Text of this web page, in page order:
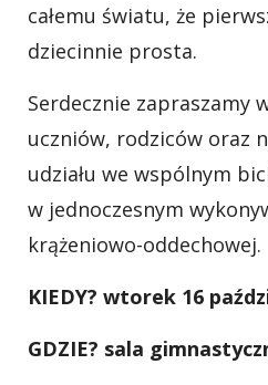
całemu światu, że
dziecinnie prosta.
Serdecznie zapraszamy
uczniów, rodziców oraz
udziału we wspólnym
w jednoczesnym
krążeniowo-oddechowej.
KIEDY? wtorek 16
GDZIE? sala